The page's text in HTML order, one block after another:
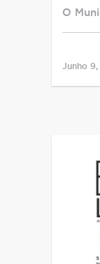
O
Junho 9,